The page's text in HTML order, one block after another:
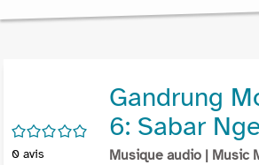
/5
0 avis
Gandrung
6: Sabar
Musique audio | Music